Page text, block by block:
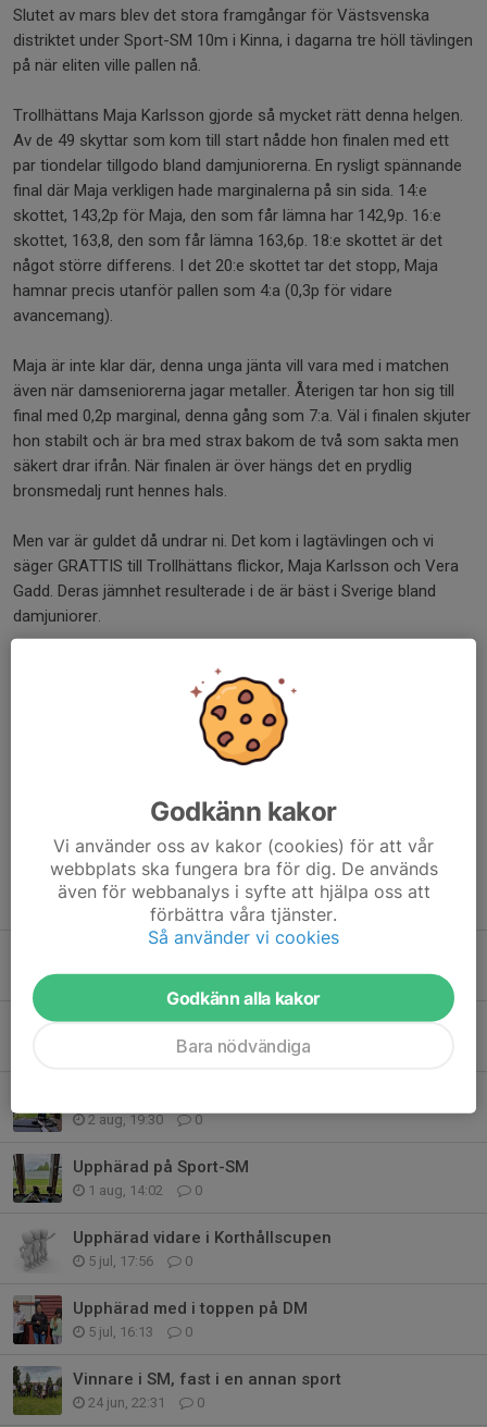
Slutet av mars blev det stora framgångar för Västsvenska
distriktet under Sport-SM 10m i Kinna, i dagarna tre höll tävlingen
på när eliten ville pallen nå.
Trollhättans Maja Karlsson gjorde så mycket rätt denna helgen.
Av de 49 skyttar som kom till start nådde hon finalen med ett
par tiondelar tillgodo bland damjuniorerna. En rysligt spännande
final där Maja verkligen hade marginalerna på sin sida. 14:e
skottet, 143,2p för Maja, den som får lämna har 142,9p. 16:e
skottet, 163,8, den som får lämna 163,6p. 18:e skottet är det
något större differens. I det 20:e skottet tar det stopp, Maja
hamnar precis utanför pallen som 4:a (0,3p för vidare
avancemang).
Maja är inte klar där, denna unga jänta vill vara med i matchen
även när damseniorerna jagar metaller. Återigen tar hon sig till
final med 0,2p marginal, denna gång som 7:a. Väl i finalen skjuter
hon stabilt och är bra med strax bakom de två som sakta men
säkert drar ifrån. När finalen är över hängs det en prydlig
bronsmedalj runt hennes hals.
Men var är guldet då undrar ni. Det kom i lagtävlingen och vi
säger GRATTIS till Trollhättans flickor, Maja Karlsson och Vera
Gadd. Deras jämnhet resulterade i de är bäst i Sverige bland
damjuniorer.
Vi från Upphärad lyfter på hatten och gratulerar till alla
Tidigare nyheter
3 aug, 18:52 0
Slut
0
2 aug, 19:30 0
Upphärad på Sport-SM
1 aug, 14:02 0
Upphärad vidare i Korthållscupen
5 jul, 17:56 0
Upphärad med i toppen på DM
5 jul, 16:13 0
Vinnare i SM, fast i en annan sport
24 jun, 22:31 0
Godkänn kakor
Vi använder oss av kakor (cookies) för att vår
webbplats ska fungera bra för dig. De används
även för webbanalys i syfte att hjälpa oss att
förbättra våra tjänster.
Så använder vi cookies
Godkänn alla kakor
Bara nödvändiga